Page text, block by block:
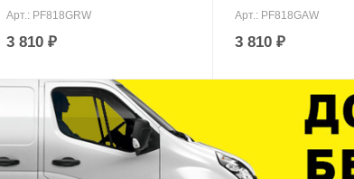
Арт.: PF818GRW
3 810 ₽
Арт.: PF818GAW
3 810 ₽